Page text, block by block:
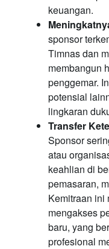
keuangan.
sponsor
Timnas dan
membangun
penggemar.
potensial
lingkaran
Transfer
Sponsor
atau
keahlian di
pemasaran,
Kemitraan ini
mengakses
baru, yang
profesional